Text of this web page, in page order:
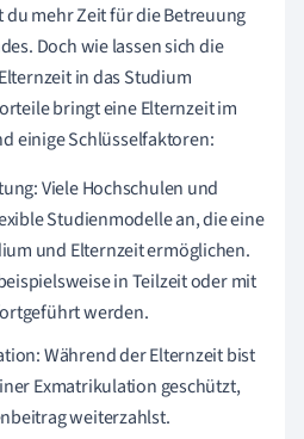
mehr Zeit für die Betreuung
Doch wie lassen sich die
in das Studium
bringt eine Elternzeit im
einige Schlüsselfaktoren:
Viele Hochschulen und
Studienmodelle an, die eine
und Elternzeit ermöglichen.
in Teilzeit oder mit
werden.
Während der Elternzeit bist
Exmatrikulation geschützt,
weiterzahlst.